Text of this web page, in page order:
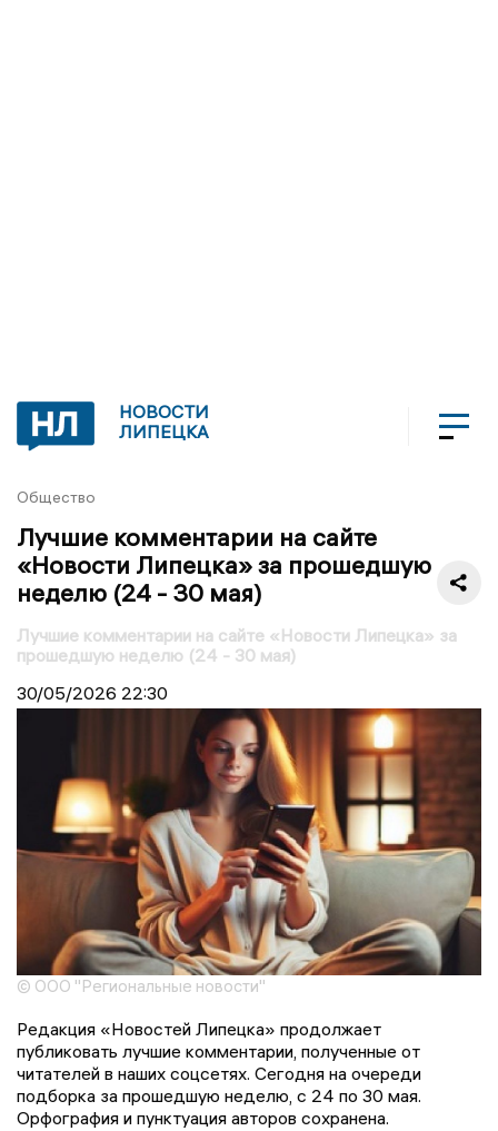
НОВОСТИ
ЛИПЕЦКА
Общество
Лучшие комментарии на сайте
«Новости Липецка» за прошедшую
неделю (24 - 30 мая)
Лучшие комментарии на сайте «Новости Липецка» за
прошедшую неделю (24 - 30 мая)
30/05/2026 22:30
© ООО "Региональные новости"
Редакция «Новостей Липецка» продолжает
публиковать лучшие комментарии, полученные от
читателей в наших соцсетях. Сегодня на очереди
подборка за прошедшую неделю, с 24 по 30 мая.
Орфография и пунктуация авторов сохранена.